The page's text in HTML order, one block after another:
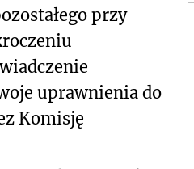
przy
uprawnienia do
Komisję